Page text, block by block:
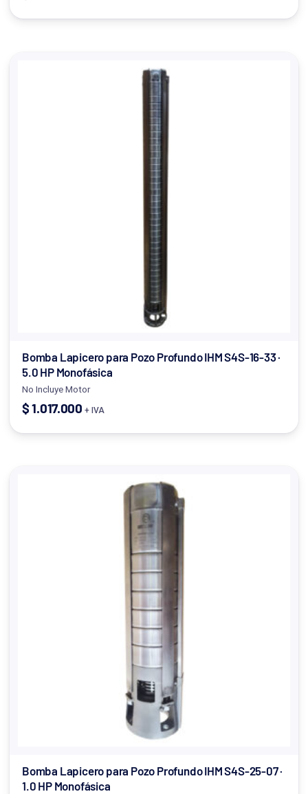
Bomba Lapicero para Pozo Profundo IHM S4S-16-33 ·
5.0 HP Monofásica
No Incluye Motor
$1.017.000 + IVA
Bomba Lapicero para Pozo Profundo IHM S4S-25-07 ·
1.0 HP Monofásica